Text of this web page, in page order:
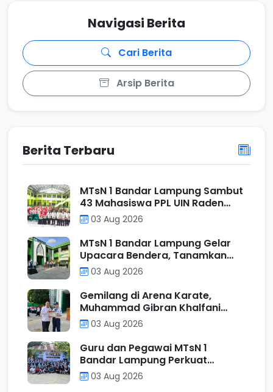
Navigasi Berita
Cari Berita
Arsip Berita
Berita Terbaru
MTsN 1 Bandar Lampung Sambut
43 Mahasiswa PPL UIN Raden
Intan Lampung, Perkuat Sinergi
Mencetak Calon Pendidik
Profesional
03 Aug 2026
MTsN 1 Bandar Lampung Gelar
Upacara Bendera, Tanamkan
Nilai Positif Melalui Filosofi
Operasi Penjumlahan
03 Aug 2026
Gemilang di Arena Karate,
Muhammad Gibran Khalfani
Gavoer Dinobatkan sebagai
Murid Berprestasi Pekan Ini di
MTsN 1 Bandar Lampung
03 Aug 2026
Guru dan Pegawai MTsN 1
Bandar Lampung Perkuat
Kebersamaan Melalui Kegiatan
Rihlah di Pantai Klara
03 Aug 2026